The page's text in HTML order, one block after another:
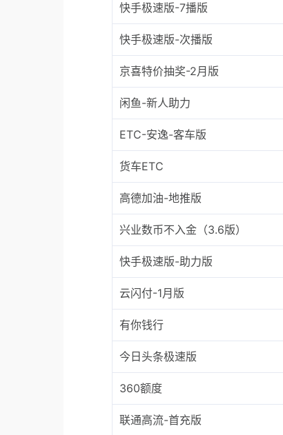
快手极速版-7播版
快手极速版-次播版
京喜特价抽奖-2月版
闲鱼-新人助力
ETC-安逸-客车版
货车ETC
高德加油-地推版
兴业数币不入金（3.6版）
快手极速版-助力版
云闪付-1月版
有你钱行
今日头条极速版
360额度
联通高流-首充版